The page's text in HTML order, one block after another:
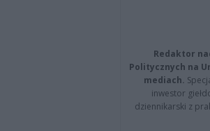
Redaktor
Politycznych na
mediach.
inwestor
dziennikarski z